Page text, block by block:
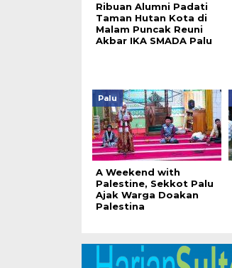
Ribuan Alumni Padati
Taman Hutan Kota di
Malam Puncak Reuni
Akbar IKA SMADA Palu
Palu
A Weekend with
Palestine, Sekkot Palu
Ajak Warga Doakan
Palestina